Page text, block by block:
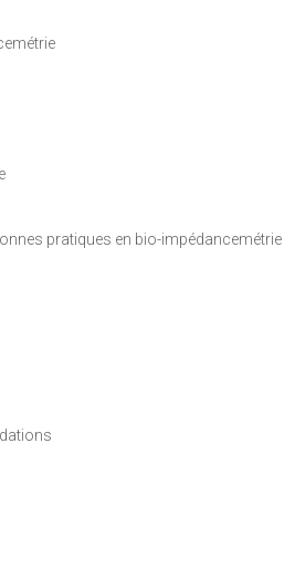
pratiques en bio-impédancemétrie